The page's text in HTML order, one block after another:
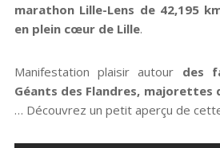
marathon Lille-Lens de 42,195
en plein cœur de Lille.
Manifestation plaisir autour des
Géants des Flandres, majorettes
… Découvrez un petit aperçu de